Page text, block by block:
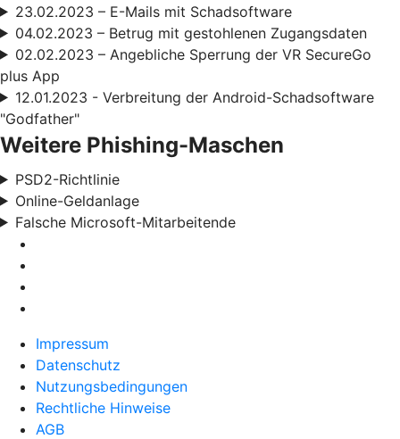
23.02.2023 – E-Mails mit Schadsoftware
04.02.2023 – Betrug mit gestohlenen Zugangsdaten
02.02.2023 – Angebliche Sperrung der VR SecureGo
plus App
12.01.2023 - Verbreitung der Android-Schadsoftware
"Godfather"
Weitere Phishing-Maschen
PSD2-Richtlinie
Online-Geldanlage
Falsche Microsoft-Mitarbeitende
Impressum
Datenschutz
Nutzungsbedingungen
Rechtliche Hinweise
AGB